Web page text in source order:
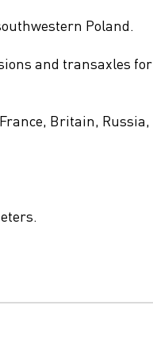
ern Poland.
and transaxles for
Britain, Russia,
.